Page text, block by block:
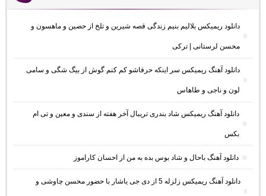
دانلود ریمیکس بلالیم بنیم زندگی قصه شیرین و تلخ از حصین و ماهسون و
محسن لرستانی | ترکی
دانلود آهنگ ریمیکس سر اینکه حرفاشو کم کنم گوش از بیگ شگی و سامی
لون و ناجی و طاهاس
دانلود آهنگ ریمیکس شاد بندری تریبال آخر هفته از سندی و معین و تی ام
بکس
دانلود آهنگ باحال و شاد بوس بده به من از احسان کاراموز
دانلود آهنگ ریمیکس زلزله 5 از دی جی یاشار با حضور محسن چاوشی و